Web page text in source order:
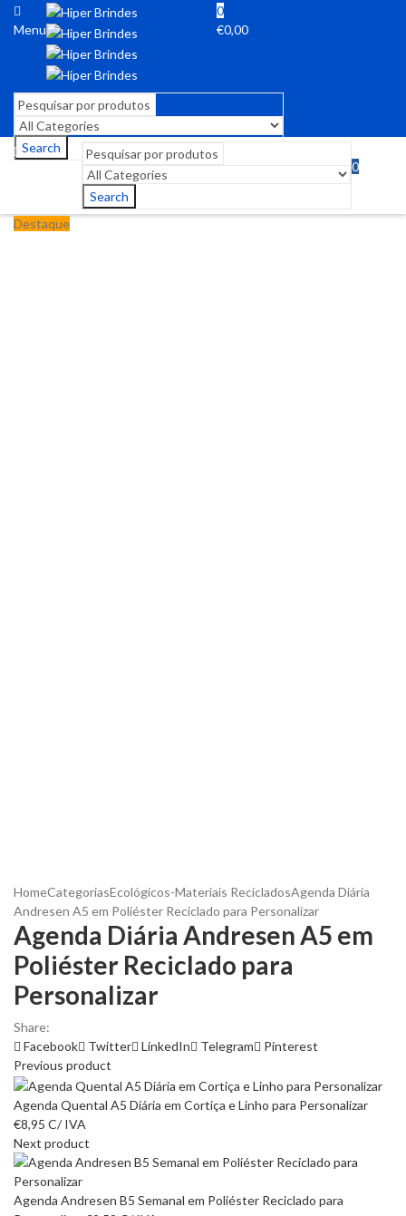
Menu
0
€0,00
Search
Search
0
Destaque
HomeCategoriasEcológicos-Materiais RecicladosAgenda Diária
Andresen A5 em Poliéster Reciclado para Personalizar
Agenda Diária Andresen A5 em
Poliéster Reciclado para
Personalizar
Share:
Facebook
Twitter LinkedIn Telegram
Pinterest
Previous product
Agenda Quental A5 Diária em Cortiça e Linho para Personalizar
€8,95 C/ IVA
Next product
Agenda Andresen B5 Semanal em Poliéster Reciclado para